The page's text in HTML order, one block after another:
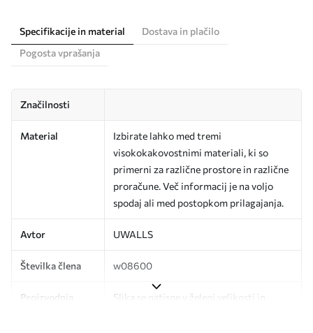
Specifikacije in material
Dostava in plačilo
Pogosta vprašanja
Značilnosti
Material
Izbirate lahko med tremi
visokokakovostnimi materiali, ki so
primerni za različne prostore in različne
proračune. Več informacij je na voljo
spodaj ali med postopkom prilagajanja.
Avtor UWALLS
Številka člena w08600
Proizvodnja
Slika se natisne v želeni velikosti in